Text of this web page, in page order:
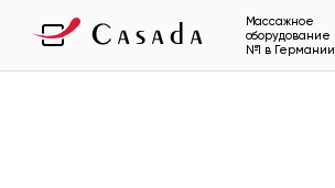
Массажное
оборудование
№1 в Германии